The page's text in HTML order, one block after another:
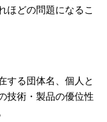
ほどの問題になるこ
する団体名、個人と
技術・製品の優位性